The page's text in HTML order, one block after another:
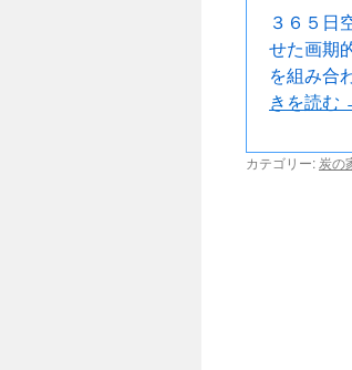
３６５日
せた画期
を組み合
きを読む
カテゴリー: 炭の